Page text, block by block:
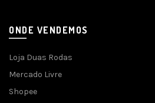
ONDE VENDEMOS
Loja Duas Rodas
Mercado Livre
Shopee